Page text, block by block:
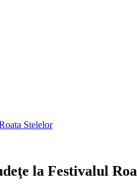
Stelelor
la Festivalul